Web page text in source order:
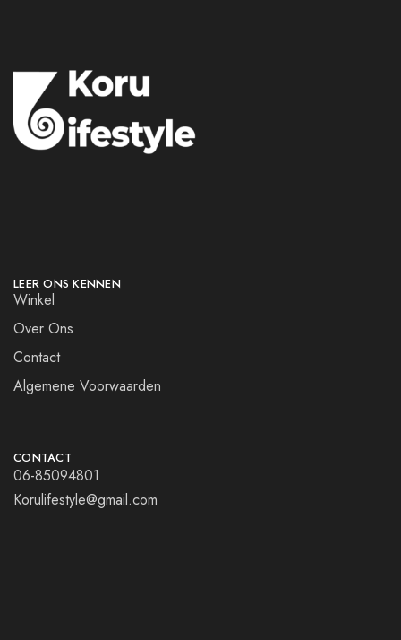
LEER ONS KENNEN
Winkel
Over Ons
Contact
Algemene Voorwaarden
CONTACT
06-85094801
Korulifestyle@gmail.com